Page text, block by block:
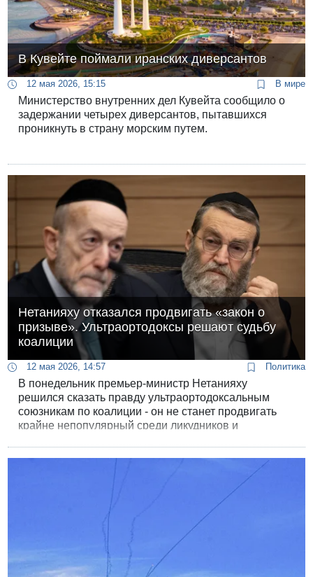
В Кувейте поймали иранских диверсантов
12 мая 2026, 15:15 В мире
Министерство внутренних дел Кувейта сообщило о
задержании четырех диверсантов, пытавшихся
проникнуть в страну морским путем.
Нетанияху отказался продвигать «закон о
призыве». Ультраортодоксы решают судьбу
коалиции
12 мая 2026, 14:57 Политика
В понедельник премьер-министр Нетанияху
решился сказать правду ультраортодоксальным
союзникам по коалиции - он не станет продвигать
крайне непопулярный среди ликудников и